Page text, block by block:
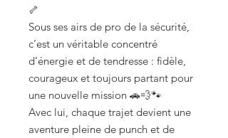
🦴
Sous ses airs de pro de la sécurité,
c’est un véritable concentré
d’énergie et de tendresse : fidèle,
courageux et toujours partant pour
une nouvelle mission 🚗💨🐾
Avec lui, chaque trajet devient une
aventure pleine de punch et de